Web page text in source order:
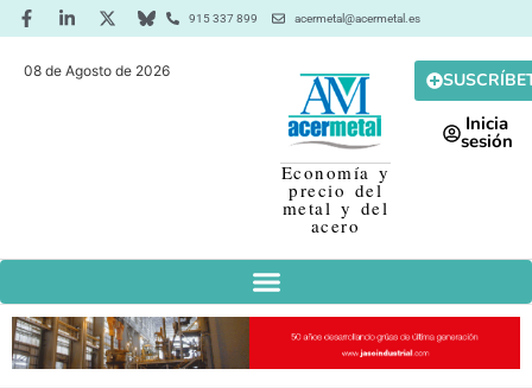
915 337 899 acermetal@acermetal.es
08 de Agosto de 2026
Economía y
precio del
metal y del
acero
Inicia
sesión